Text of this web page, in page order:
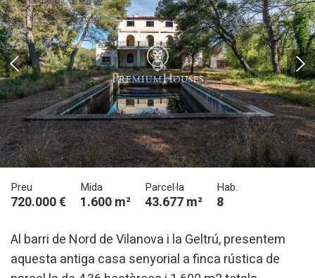
Preu
720.000 €
Mida
1.600 m²
Parcel·la
43.677 m²
Hab.
8
Al barri de Nord de Vilanova i la Geltrú, presentem
aquesta antiga casa senyorial a finca rústica de